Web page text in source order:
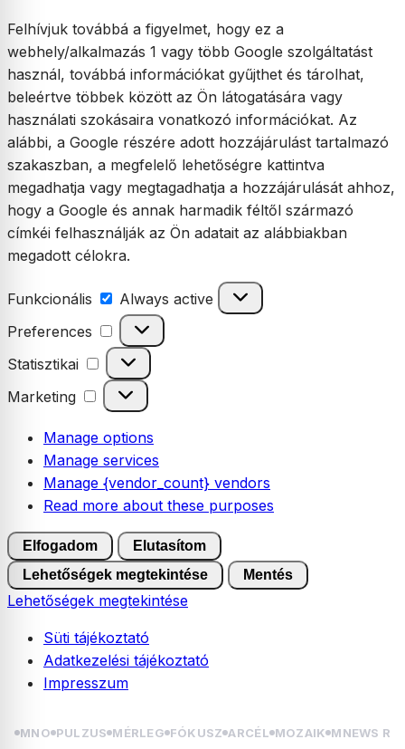
Felhívjuk továbbá a figyelmet, hogy ez a
webhely/alkalmazás 1 vagy több Google szolgáltatást
használ, továbbá információkat gyűjthet és tárolhat,
beleértve többek között az Ön látogatására vagy
használati szokásaira vonatkozó információkat. Az
alábbi, a Google részére adott hozzájárulást tartalmazó
szakaszban, a megfelelő lehetőségre kattintva
megadhatja vagy megtagadhatja a hozzájárulását ahhoz,
hogy a Google és annak harmadik féltől származó
címkéi felhasználják az Ön adatait az alábbiakban
megadott célokra.
Funkcionális Funkcionális
Always active
Preferences
Preferences
Statisztikai Statisztikai
Marketing Marketing
Manage options
Manage services
Manage {vendor_count} vendors
Read more about these purposes
Elfogadom
Elutasítom
Lehetőségek megtekintése
Mentés
Lehetőségek megtekintése
Süti tájékoztató
Adatkezelési tájékoztató
Impresszum
MNO PULZUS MÉRLEG FÓKUSZ ARCÉL MOZAIK MNEWS